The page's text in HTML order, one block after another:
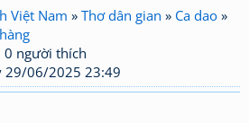
Việt Nam » Thơ dân gian » Ca dao »
người thích
29/06/2025 23:49